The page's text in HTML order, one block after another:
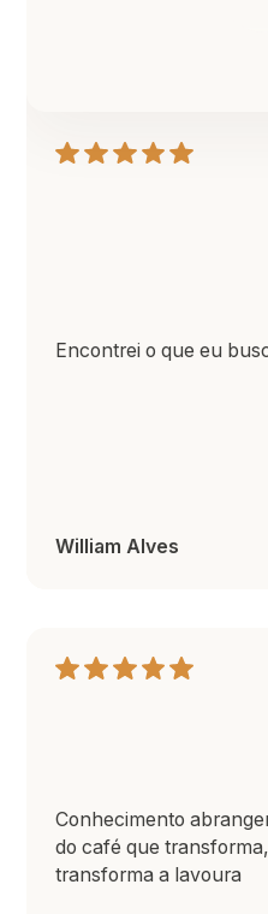
Encontrei o que eu
William Alves
Conhecimento
do café que
transforma a lavoura